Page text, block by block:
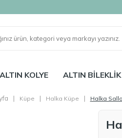
ALTIN KOLYE ALTIN BİLEKLİK
| Küpe | Halka Küpe | Halka